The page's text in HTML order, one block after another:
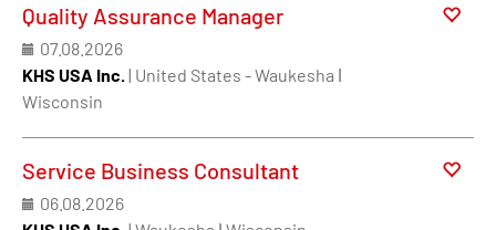
Quality Assurance Manager
07.08.2026
KHS USA Inc.| United States - Waukesha ǀ
Wisconsin
Service Business Consultant
06.08.2026